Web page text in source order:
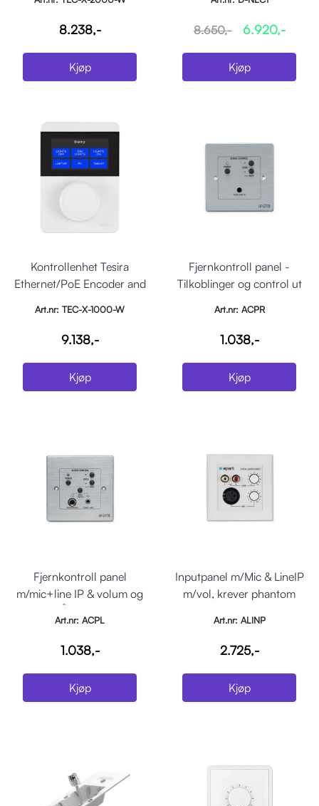
8.238,-
Kjøp
8.650,- 6.920,-
Kjøp
Kontrollenhet Tesira
Ethernet/PoE Encoder and
Art.nr: TEC-X-1000-W
9.138,-
Kjøp
Fjernkontroll panel -
Tilkoblinger og control ut
Art.nr: ACPR
1.038,-
Kjøp
Fjernkontroll panel
m/mic+line IP & volum og
Art.nr: ACPL
1.038,-
Kjøp
Inputpanel m/Mic & LineIP
m/vol, krever phantom
Art.nr: ALINP
2.725,-
Kjøp